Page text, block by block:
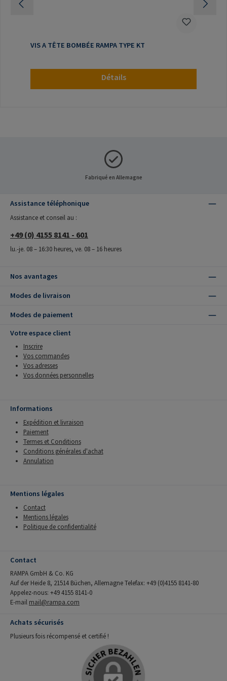
VIS A TÊTE BOMBÉE RAMPA TYPE KT
Détails
Fabriqué en Allemagne
Assistance téléphonique
Assistance et conseil au :
+49 (0) 4155 8141 - 601
lu.-je. 08 – 16:30 heures, ve. 08 – 16 heures
Nos avantages
Modes de livraison
Modes de paiement
Votre espace client
Inscrire
Vos commandes
Vos adresses
Vos données personnelles
Informations
Expédition et livraison
Paiement
Termes et Conditions
Conditions générales d'achat
Annulation
Mentions légales
Contact
Mentions légales
Politique de confidentialité
Contact
RAMPA GmbH & Co. KG
Auf der Heide 8, 21514 Büchen, Allemagne Telefax: +49 (0)4155 8141-80
Appelez-nous: +49 4155 8141-0
E-mail mail@rampa.com
Achats sécurisés
Plusieurs fois récompensé et certifié !